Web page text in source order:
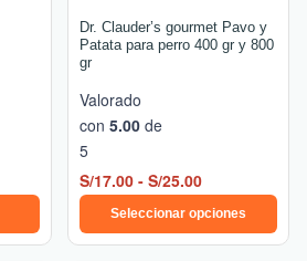
Dr. Clauder’s gourmet Pavo y
Patata para perro 400 gr y 800
gr
Valorado
con 5.00 de
5
S/17.00 - S/25.00
Seleccionar opciones
en
página
producto